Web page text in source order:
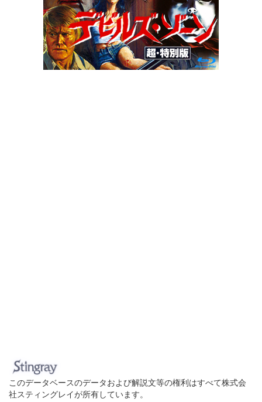
このデータベースのデータおよび解説文等の権利はすべて株式会
社スティングレイが所有しています。